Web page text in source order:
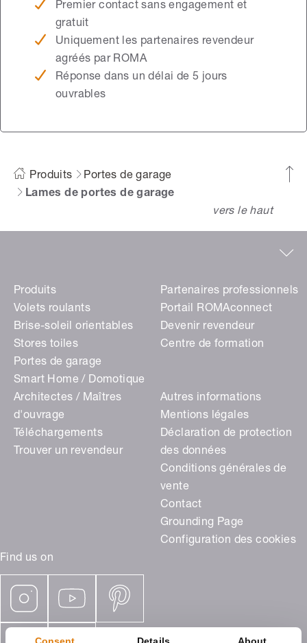
Consent Details About
Premier contact sans engagement et
gratuit
Uniquement les partenaires revendeur
agréés par ROMA
Réponse dans un délai de 5 jours
ouvrables
Produits
Portes de garage
Lames de portes de garage
vers le haut
Find us on
Produits
Volets roulants
Brise-soleil orientables
Stores toiles
Portes de garage
Smart Home / Domotique
Partenaires professionnels
Portail ROMAconnect
Devenir revendeur
Centre de formation
Architectes / Maîtres
d'ouvrage
Téléchargements
Trouver un revendeur
Autres informations
Mentions légales
Déclaration de protection
des données
Conditions générales de
vente
Contact
Grounding Page
Configuration des cookies